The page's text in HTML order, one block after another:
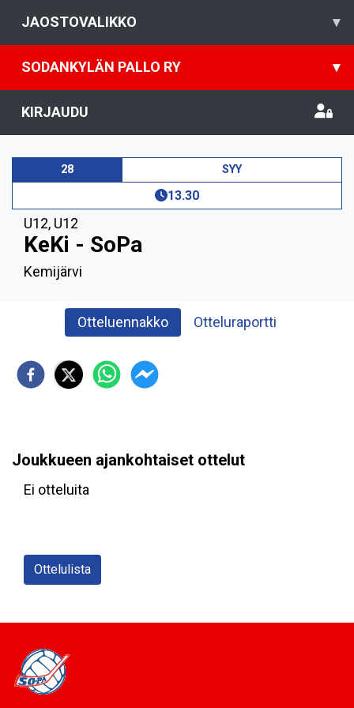
JAOSTOVALIKKO ▾
SODANKYLÄN PALLO RY ▾
KIRJAUDU
28 SYY
13.30
U12, U12
KeKi - SoPa
Kemijärvi
Otteluennakko Otteluraportti
Joukkueen ajankohtaiset ottelut
Ei otteluita
Ottelulista